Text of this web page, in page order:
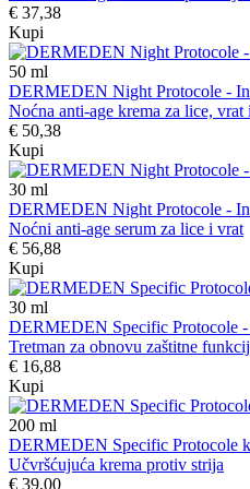
€ 37,38
Kupi
50 ml
DERMEDEN Night Protocole -
Noćna anti-age krema za lice, vrat
€ 50,38
Kupi
30 ml
DERMEDEN Night Protocole -
Noćni anti-age serum za lice i vrat
€ 56,88
Kupi
30 ml
DERMEDEN Specific Protocole -
Tretman za obnovu zaštitne
€ 16,88
Kupi
200 ml
DERMEDEN Specific Protocole
Učvršćujuća krema protiv strija
€ 39,00